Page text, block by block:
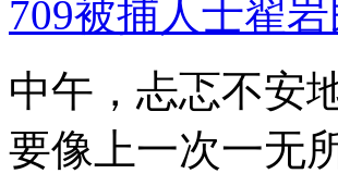
709被捕人士翟
中午，忐忑不安
要像上一次一无